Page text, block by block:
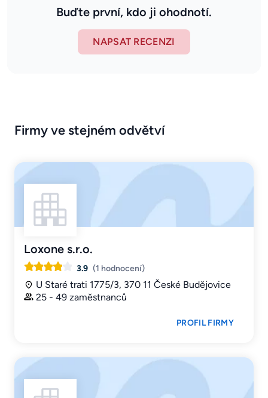
Buďte první, kdo ji ohodnotí.
NAPSAT RECENZI
Firmy ve stejném odvětví
Loxone s.r.o.
3.9 (1 hodnocení)
U Staré trati 1775/3, 370 11 České Budějovice
25 - 49 zaměstnanců
PROFIL FIRMY